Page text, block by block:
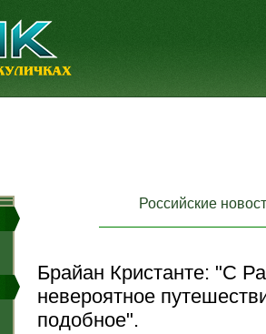
Российские
Брайан Кристанте: "С
невероятное
подобное".